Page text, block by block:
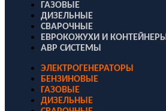
ГАЗОВЫЕ
ДИЗЕЛЬНЫЕ
СВАРОЧНЫЕ
ЕВРОКОЖУХИ И КОНТЕЙНЕРЫ
АВР СИСТЕМЫ
ЭЛЕКТРОГЕНЕРАТОРЫ
БЕНЗИНОВЫЕ
ГАЗОВЫЕ
ДИЗЕЛЬНЫЕ